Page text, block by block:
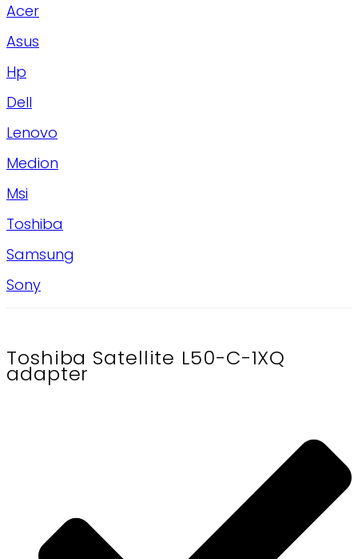
Acer
Asus
Hp
Dell
Lenovo
Medion
Msi
Toshiba
Samsung
Sony
Toshiba Satellite L50-C-1XQ
adapter